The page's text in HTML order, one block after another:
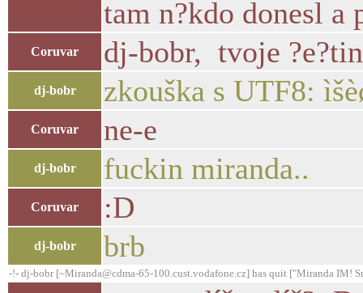
tam n?kdo donesl a
Coruvar dj-bobr, tvoje
dj-bobr zkouška s UTF8:
Coruvar ne-e
dj-bobr fuckin miranda..
Coruvar :D
dj-bobr brb
-!- dj-bobr [~Miranda@cdma-65-100.cust.vodafone.cz] has quit ["Miranda IM!